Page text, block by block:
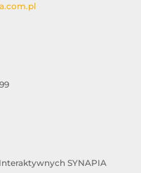
SYNAPIA